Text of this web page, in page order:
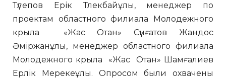
Түлепов Ерік Тлекбайұлы, менеджер по
проектам областного филиала Молодежного
крыла «Жас Отан» Сүнғатов Жандос
Әміржанұлы, менеджер областного филиала
Молодежного крыла «Жас Отан» Шамғалиев
Ерлік Мерекеұлы. Опросом были охвачены